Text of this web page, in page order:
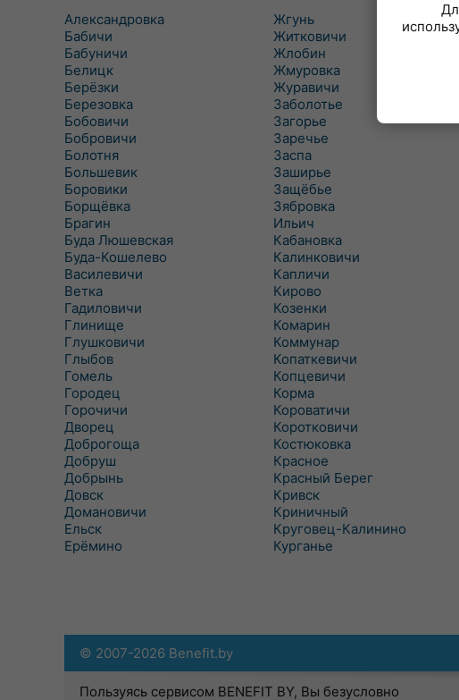
Александровка
Бабичи
Бабуничи
Белицк
Берёзки
Березовка
Бобовичи
Бобровичи
Болотня
Большевик
Боровики
Борщёвка
Брагин
Буда Люшевская
Буда-Кошелево
Василевичи
Ветка
Гадиловичи
Глинище
Глушковичи
Глыбов
Гомель
Городец
Горочичи
Дворец
Доброгоща
Добруш
Добрынь
Довск
Домановичи
Ельск
Ерёмино
Жгунь
Житковичи
Жлобин
Жмуровка
Журавичи
Заболотье
Загорье
Заречье
Заспа
Заширье
Защёбье
Зябровка
Ильич
Кабановка
Калинковичи
Капличи
Кирово
Козенки
Комарин
Коммунар
Копаткевичи
Копцевичи
Корма
Короватичи
Коротковичи
Костюковка
Красное
Красный Берег
Кривск
Криничный
Круговец-Калинино
Курганье
© 2007-2026 Benefit.by
Пользуясь сервисом BENEFIT BY, Вы безусловно